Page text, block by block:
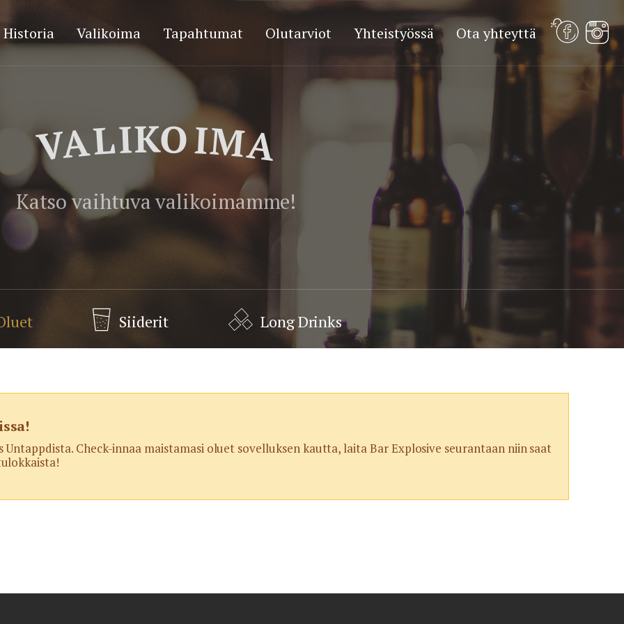
Historia Valikoima Tapahtumat Olutarviot Yhteistyössä Ota yhteyttä
VALIKOIMA
Katso vaihtuva valikoimamme!
Siiderit Long Drinks
Check-innaa maistamasi oluet sovelluksen kautta, laita Bar Explosive seurantaan niin saat